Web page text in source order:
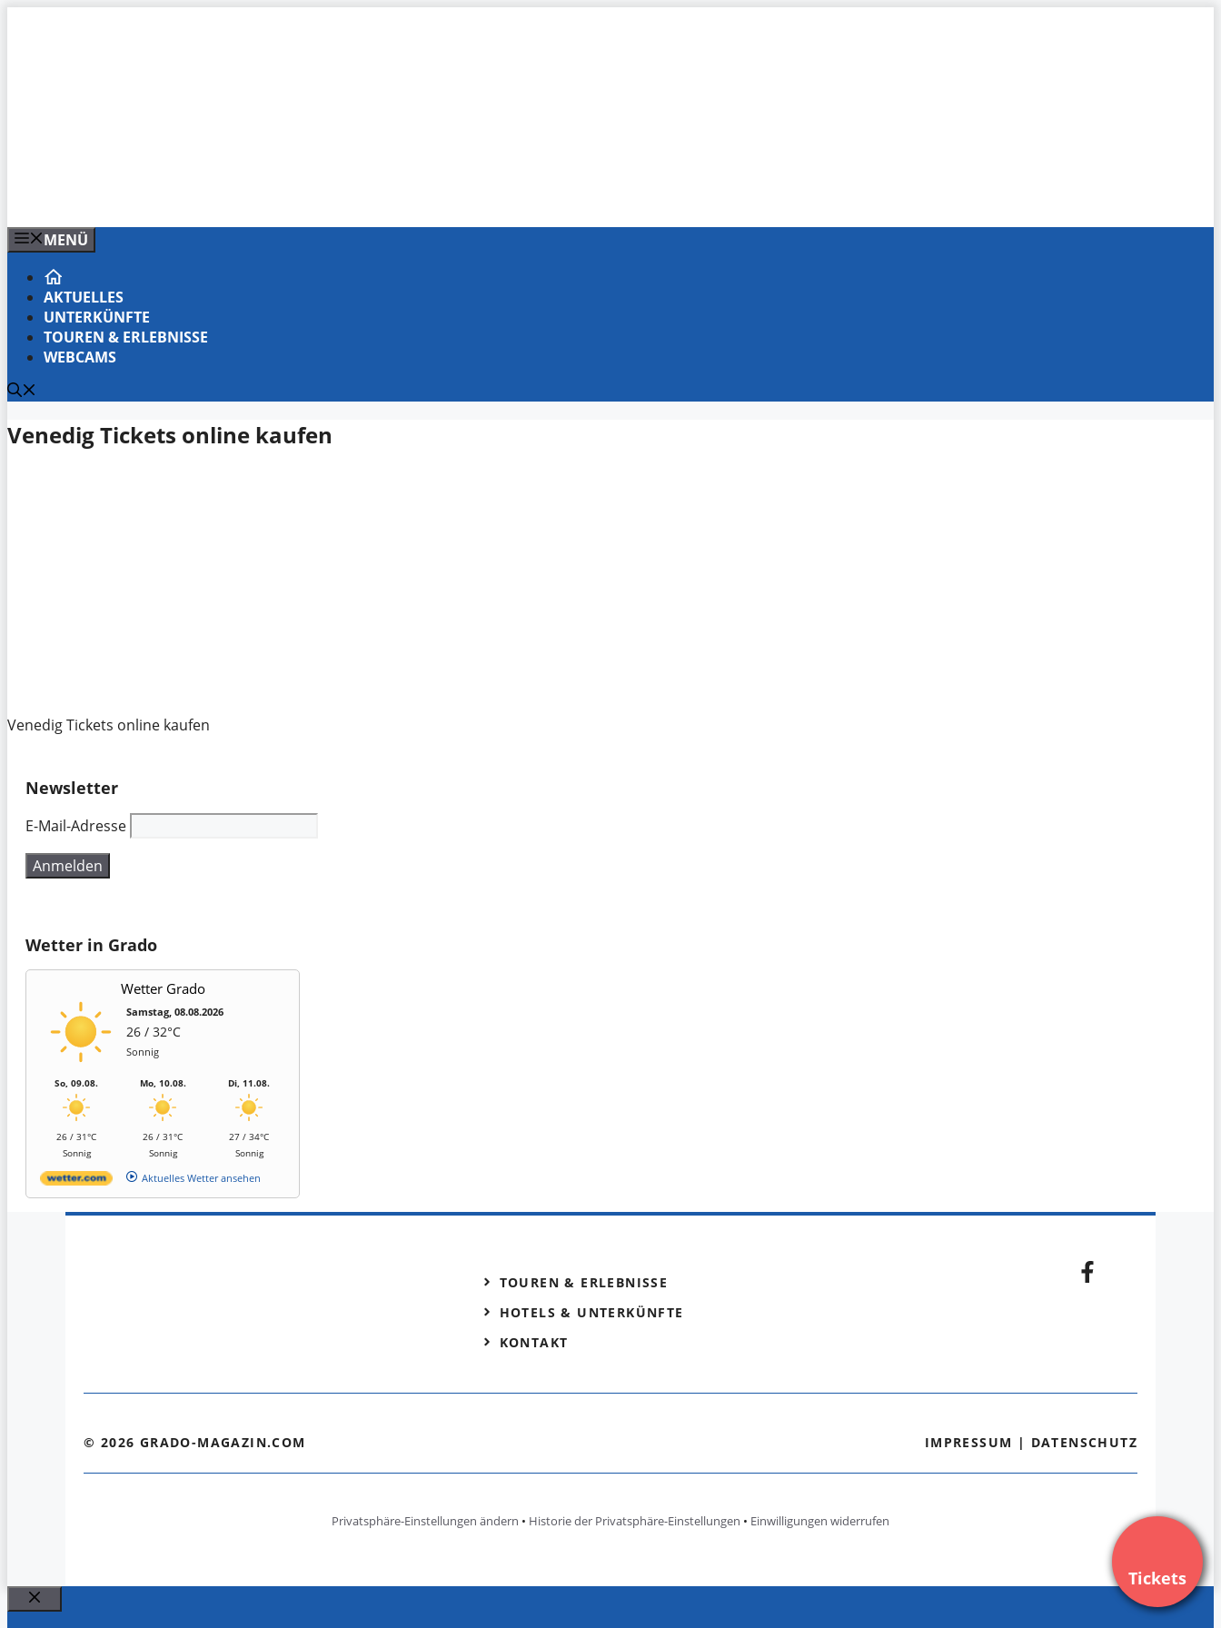
MENÜ
AKTUELLES
UNTERKÜNFTE
TOUREN & ERLEBNISSE
WEBCAMS
Venedig Tickets online kaufen
Venedig Tickets online kaufen
Newsletter
E-Mail-Adresse
Wetter in Grado
Wetter Grado
Samstag, 08.08.2026
26 / 32°C
Sonnig
So, 09.08.
26 / 31°C
Sonnig
Mo, 10.08.
26 / 31°C
Sonnig
Di, 11.08.
27 / 34°C
Sonnig
Aktuelles Wetter ansehen
Tickets
TOUREN & ERLEBNISSE
HOTELS & UNTERKÜNFTE
KONTAKT
© 2026 GRADO-MAGAZIN.COM IMPRESSUM | DATENSCHUTZ
Privatsphäre-Einstellungen ändern • Historie der Privatsphäre-Einstellungen • Einwilligungen widerrufen
Schließen